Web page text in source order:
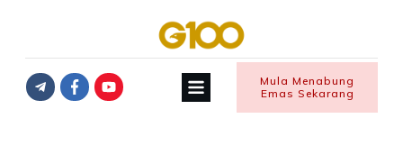
Mula Menabung
Emas Sekarang